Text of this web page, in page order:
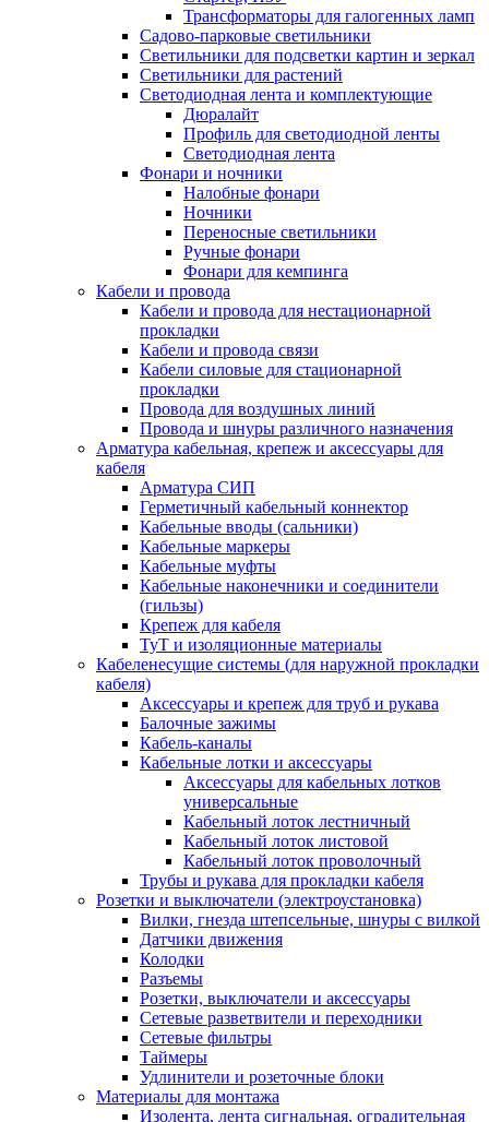
Трансформаторы для галогенных ламп
Садово-парковые светильники
Светильники для подсветки картин и зеркал
Светильники для растений
Светодиодная лента и комплектующие
Дюралайт
Профиль для светодиодной ленты
Светодиодная лента
Фонари и ночники
Налобные фонари
Ночники
Переносные светильники
Ручные фонари
Фонари для кемпинга
Кабели и провода
Кабели и провода для нестационарной
прокладки
Кабели и провода связи
Кабели силовые для стационарной
прокладки
Провода для воздушных линий
Провода и шнуры различного назначения
Арматура кабельная, крепеж и аксессуары для
кабеля
Арматура СИП
Герметичный кабельный коннектор
Кабельные вводы (сальники)
Кабельные маркеры
Кабельные муфты
Кабельные наконечники и соединители
(гильзы)
Крепеж для кабеля
ТуТ и изоляционные материалы
Кабеленесущие системы (для наружной прокладки
кабеля)
Аксессуары и крепеж для труб и рукава
Балочные зажимы
Кабель-каналы
Кабельные лотки и аксессуары
Аксессуары для кабельных лотков
универсальные
Кабельный лоток лестничный
Кабельный лоток листовой
Кабельный лоток проволочный
Трубы и рукава для прокладки кабеля
Розетки и выключатели (электроустановка)
Вилки, гнезда штепсельные, шнуры с вилкой
Датчики движения
Колодки
Разъемы
Розетки, выключатели и аксессуары
Сетевые разветвители и переходники
Сетевые фильтры
Таймеры
Удлинители и розеточные блоки
Материалы для монтажа
Изолента, лента сигнальная, оградительная